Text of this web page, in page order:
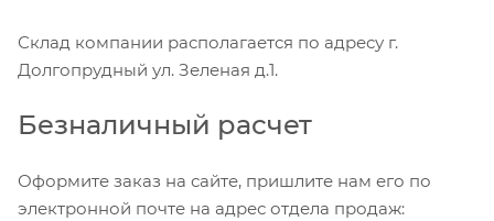
Склад компании располагается по адресу г.
Долгопрудный ул. Зеленая д.1.
Безналичный расчет
Оформите заказ на сайте, пришлите нам его по
электронной почте на адрес отдела продаж: